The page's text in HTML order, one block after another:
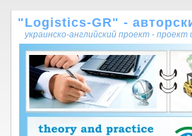
"Logistics-GR" -
украинско-английский проект -